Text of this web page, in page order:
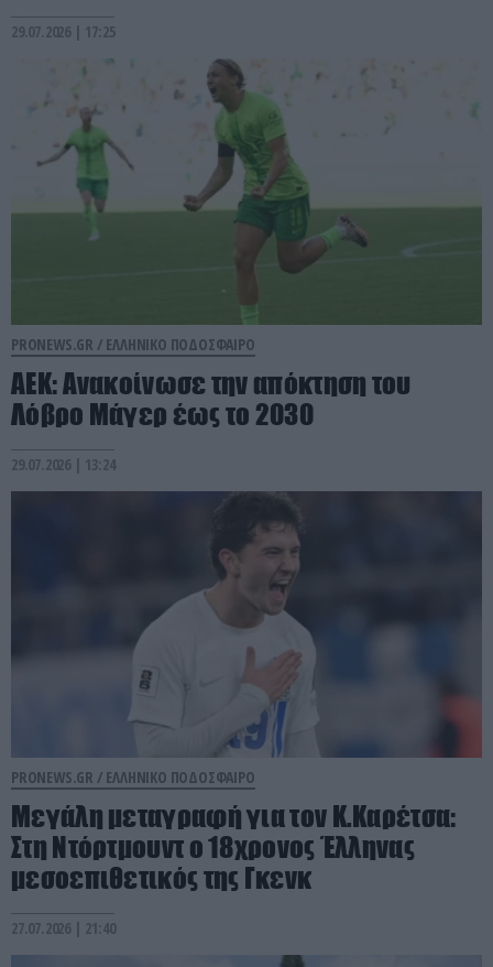
29.07.2026 | 17:25
PRONEWS.GR / ΕΛΛΗΝΙΚΟ ΠΟΔΟΣΦΑΙΡΟ
ΑΕΚ: Ανακοίνωσε την απόκτηση του
Λόβρο Μάγερ έως το 2030
29.07.2026 | 13:24
PRONEWS.GR / ΕΛΛΗΝΙΚΟ ΠΟΔΟΣΦΑΙΡΟ
Μεγάλη μεταγραφή για τον Κ.Καρέτσα:
Στη Ντόρτμουντ ο 18χρονος Έλληνας
μεσοεπιθετικός της Γκενκ
27.07.2026 | 21:40